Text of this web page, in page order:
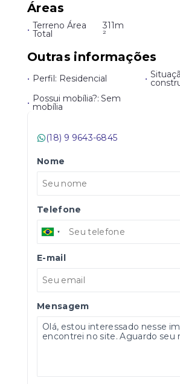
Áreas
• Terreno Área
Total
311m
²
Outras informações
• Perfil: Residencial •
• Possui mobília?: Sem
mobília
(18) 9 9643-6845
Nome
Telefone
E-mail
Mensagem